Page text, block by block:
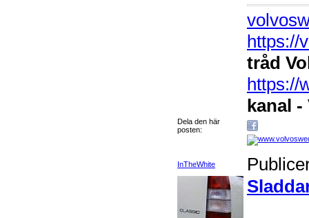
https://
tråd
https://
kanal
Dela den här
posten:
InTheWhite